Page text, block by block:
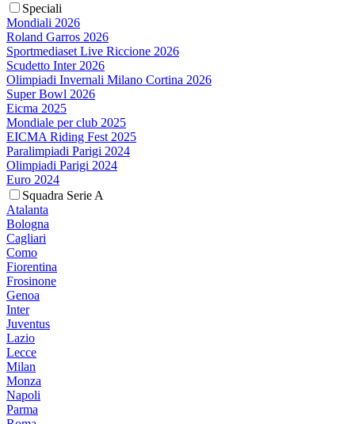
Speciali
Mondiali 2026
Roland Garros 2026
Sportmediaset Live Riccione 2026
Scudetto Inter 2026
Olimpiadi Invernali Milano Cortina 2026
Super Bowl 2026
Eicma 2025
Mondiale per club 2025
EICMA Riding Fest 2025
Paralimpiadi Parigi 2024
Olimpiadi Parigi 2024
Euro 2024
Squadra Serie A
Atalanta
Bologna
Cagliari
Como
Fiorentina
Frosinone
Genoa
Inter
Juventus
Lazio
Lecce
Milan
Monza
Napoli
Parma